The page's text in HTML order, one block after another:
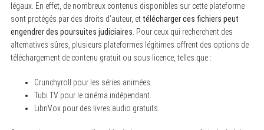
légaux. En effet, de nombreux contenus disponibles sur cette plateforme
sont protégés par des droits d’auteur, et télécharger ces fichiers peut
engendrer des poursuites judiciaires . Pour ceux qui recherchent des
alternatives sûres, plusieurs plateformes légitimes offrent des options de
téléchargement de contenu gratuit ou sous licence, telles que :
Crunchyroll pour les séries animées.
Tubi TV pour le cinéma indépendant.
LibriVox pour des livres audio gratuits.
S
e
r